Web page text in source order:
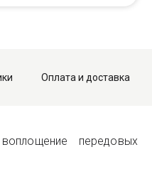
Оплата и доставка
передовых